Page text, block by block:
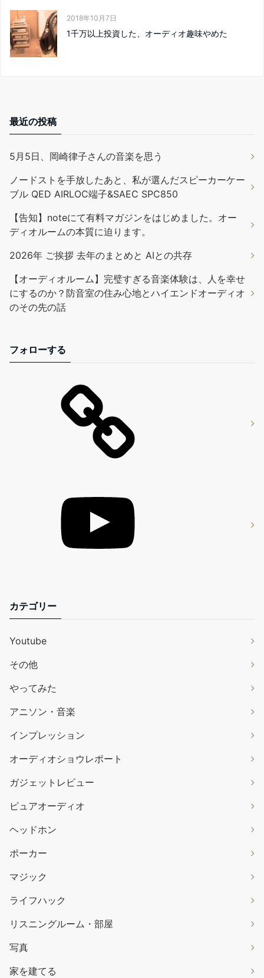
2018年10月7日
1千万以上投資した、オーディオ趣味やめた
最近の投稿
5月5日、岡崎律子さんの音楽を思う
ノードストを手放したあと、私が選んだスピーカーケー
ブル QED AIRLOC端子&SAEC SPC850
【告知】noteにて有料マガジンをはじめました。オー
ディオルームの本質に迫ります。
2026年 ご挨拶 去年のまとめと AIとの共存
【オーディオルーム】完璧すぎる音楽体験は、人を幸せ
にするのか？防音室の住み心地とハイエンドオーディオ
のその先の話
フォローする
カテゴリー
Youtube
その他
やってみた
アニソン・音楽
インプレッション
オーディオショウレポート
ガジェットレビュー
ピュアオーディオ
ヘッドホン
ポーカー
マジック
ライフハック
リスニングルーム・部屋
写真
家を建てる